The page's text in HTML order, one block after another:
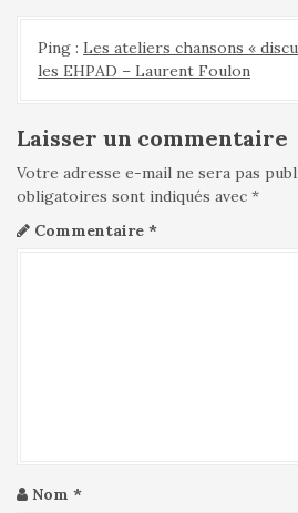
Ping : Les ateliers chansons «
les EHPAD – Laurent Foulon
Laisser un commentaire
Votre adresse e-mail ne sera pas
obligatoires sont indiqués avec *
Commentaire *
Nom *